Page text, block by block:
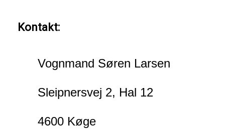
Kontakt:
Vognmand Søren Larsen
Sleipnersvej 2, Hal 12
4600 Køge